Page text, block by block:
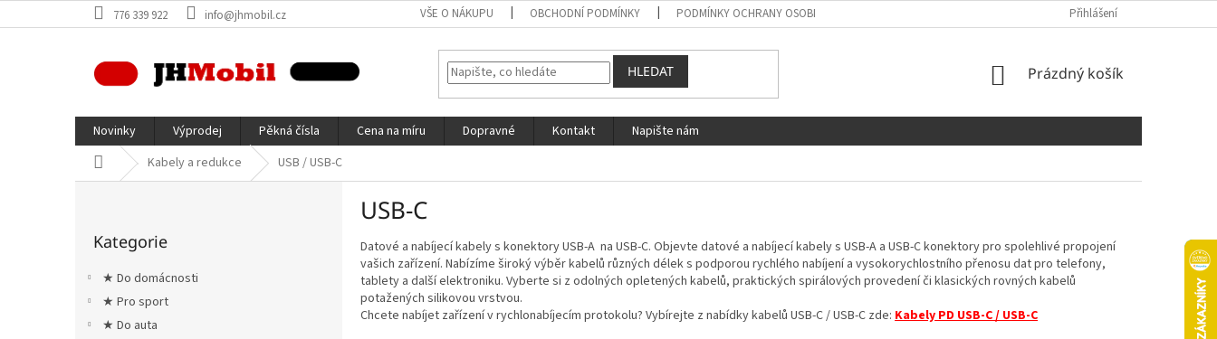
na
776 339 922 info@jhmobil.cz VŠE O NÁKUPU OBCHODNÍ PODMÍNKY PODMÍNKY OCHRANY OSOBNÍCH ÚDAJŮ Přihlášení
HLEDAT
NÁKUPNÍ
Prázdný košík
Novinky Výprodej Pěkná čísla Cena na míru Dopravné Kontakt
Napište nám
Domů Kabely a redukce USB / USB-C
kategorie
Kategorie
★ Do domácnosti
★ Pro sport
★ Do auta
USB-C
Datové a nabíjecí kabely s konektory USB-A na USB-C. Objevte datové a nabíjecí kabely s USB-A a USB-C konektory pro spolehlivé propojení
vašich zařízení. Nabízíme široký výběr kabelů různých délek s podporou rychlého nabíjení a vysokorychlostního přenosu dat pro telefony,
tablety a další elektroniku. Vyberte si z odolných opletených kabelů, praktických spirálových provedení či klasických rovných kabelů
potažených silikovou vrstvou.
Chcete nabíjet zařízení v rychlonabíjecím protokolu? Vybírejte z nabídky kabelů USB-C / USB-C zde: Kabely PD USB-C / USB-C